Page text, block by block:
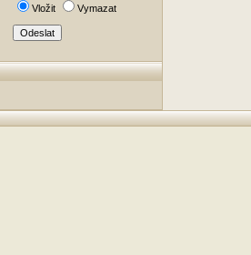
Vložit Vymazat